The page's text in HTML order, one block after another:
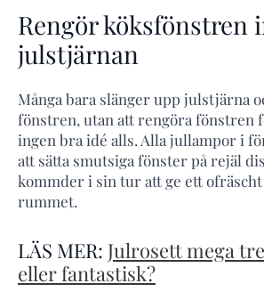
Rengör köksfönstren
julstjärnan
Många bara slänger upp julstjärna
fönstren, utan att rengöra fönstren
ingen bra idé alls. Alla jullampor i
att sätta smutsiga fönster på rejäl
kommder i sin tur att ge ett
rummet.
LÄS MER: Julrosett mega
eller fantastisk?